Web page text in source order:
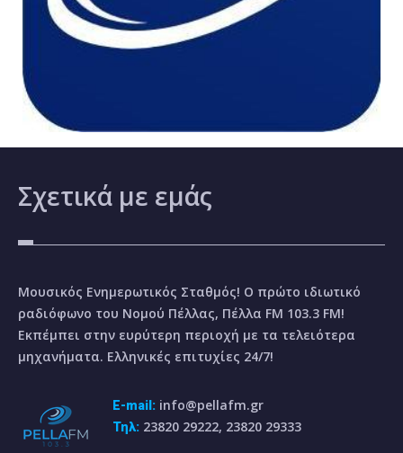
Σχετικά με εμάς
Μουσικός Ενημερωτικός Σταθμός! Ο πρώτο ιδιωτικό
ραδιόφωνο του Νομού Πέλλας, Πέλλα FM 103.3 FM!
Εκπέμπει στην ευρύτερη περιοχή με τα τελειότερα
μηχανήματα. Ελληνικές επιτυχίες 24/7!
E-mail: info@pellafm.gr
Τηλ: 23820 29222, 23820 29333